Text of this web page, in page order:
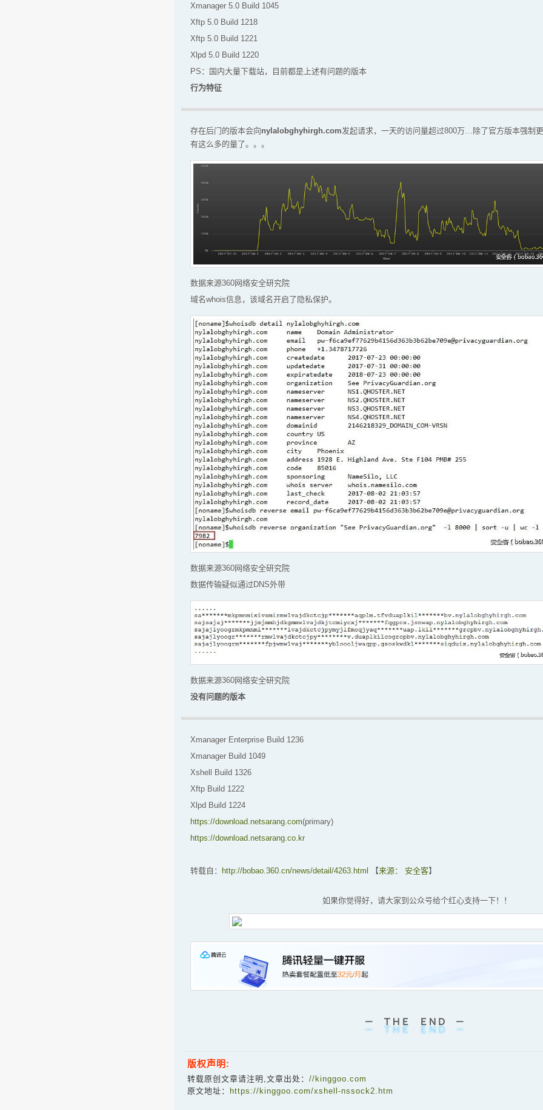
Xmanager 5.0 Build 1045
Xftp 5.0 Build 1218
Xftp 5.0 Build 1221
Xlpd 5.0 Build 1220
PS：国内大量下载站，目前都是上述有问题的版本
行为特征
存在后门的版本会向nylalobghyhirgh.com发起请求，一天的访问量超过800万…除了官方版本强制
有这么多的量了。。。
数据来源360网络安全研究院
域名whois信息，该域名开启了隐私保护。
数据来源360网络安全研究院
数据传输疑似通过DNS外带
数据来源360网络安全研究院
没有问题的版本
Xmanager Enterprise Build 1236
Xmanager Build 1049
Xshell Build 1326
Xftp Build 1222
Xlpd Build 1224
https://download.netsarang.com(primary)
https://download.netsarang.co.kr
转载自： http://bobao.360.cn/news/detail/4263.html 【来源： 安全客】
如果你觉得好，请大家到公众号给个红心支持一下！！
－ ＴＨＥ ＥＮＤ －
版权声明:
转载原创文章请注明,文章出处： //kinggoo.com
原文地址：
https://kinggoo.com/xshell-nssock2.htm